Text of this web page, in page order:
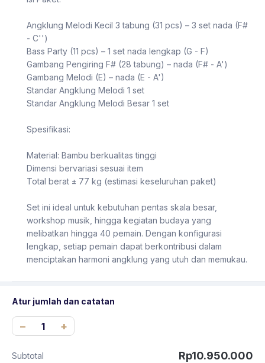
Angklung Melodi Kecil 3 tabung (31 pcs) – 3 set nada (F#
- C'')
Bass Party (11 pcs) – 1 set nada lengkap (G - F)
Gambang Pengiring F# (28 tabung) – nada (F# - A')
Gambang Melodi (E) – nada (E - A')
Standar Angklung Melodi 1 set
Standar Angklung Melodi Besar 1 set
Spesifikasi:
Material: Bambu berkualitas tinggi
Dimensi bervariasi sesuai item
Total berat ± 77 kg (estimasi keseluruhan paket)
Set ini ideal untuk kebutuhan pentas skala besar,
workshop musik, hingga kegiatan budaya yang
melibatkan hingga 40 pemain. Dengan konfigurasi
lengkap, setiap pemain dapat berkontribusi dalam
menciptakan harmoni angklung yang utuh dan memukau.
Atur jumlah dan catatan
− +
Subtotal Rp10.950.000